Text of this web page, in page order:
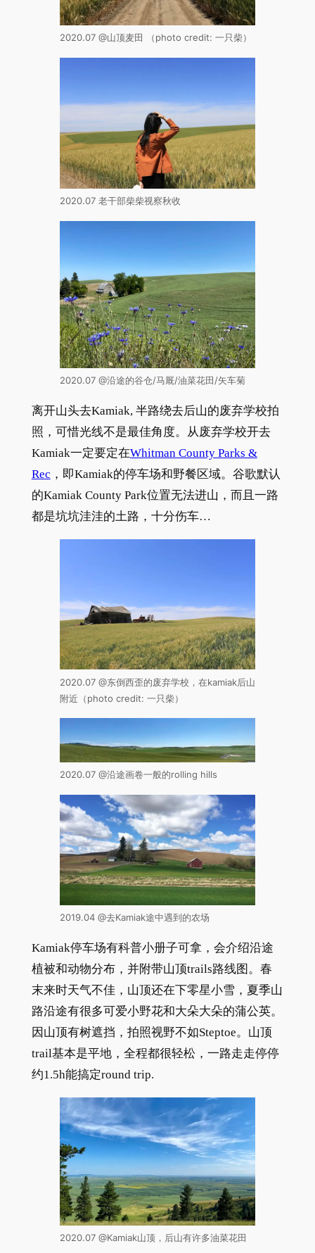
2020.07 @山顶麦田 （photo credit: 一只柴）
2020.07 老干部柴柴视察秋收
2020.07 @沿途的谷仓/马厩/油菜花田/矢车菊
离开山头去Kamiak, 半路绕去后山的废弃学校拍
照，可惜光线不是最佳角度。从废弃学校开去
Kamiak一定要定在Whitman County Parks &
Rec ，即Kamiak的停车场和野餐区域。谷歌默认
的Kamiak County Park位置无法进山，而且一路
都是坑坑洼洼的土路，十分伤车…
2020.07 @东倒西歪的废弃学校，在kamiak后山
附近（photo credit: 一只柴）
2020.07 @沿途画卷一般的rolling hills
2019.04 @去Kamiak途中遇到的农场
Kamiak停车场有科普小册子可拿，会介绍沿途
植被和动物分布，并附带山顶trails路线图。春
末来时天气不佳，山顶还在下零星小雪，夏季山
路沿途有很多可爱小野花和大朵大朵的蒲公英。
因山顶有树遮挡，拍照视野不如Steptoe。山顶
trail基本是平地，全程都很轻松，一路走走停停
约1.5h能搞定round trip.
2020.07 @Kamiak山顶，后山有许多油菜花田